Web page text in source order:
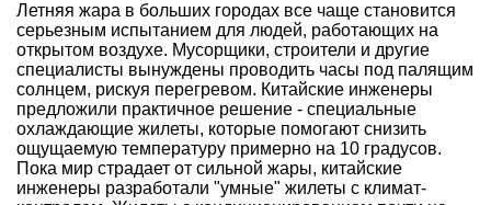
Летняя жара в больших городах все чаще становится
серьезным испытанием для людей, работающих на
открытом воздухе. Мусорщики, строители и другие
специалисты вынуждены проводить часы под палящим
солнцем, рискуя перегревом. Китайские инженеры
предложили практичное решение - специальные
охлаждающие жилеты, которые помогают снизить
ощущаемую температуру примерно на 10 градусов.
Пока мир страдает от сильной жары, китайские
инженеры разработали "умные" жилеты с климат-